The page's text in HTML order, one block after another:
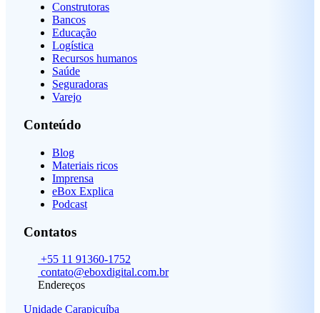
Construtoras
Bancos
Educação
Logística
Recursos humanos
Saúde
Seguradoras
Varejo
Conteúdo
Blog
Materiais ricos
Imprensa
eBox Explica
Podcast
Contatos
+55 11 91360-1752
contato@eboxdigital.com.br
Endereços
Unidade Carapicuíba